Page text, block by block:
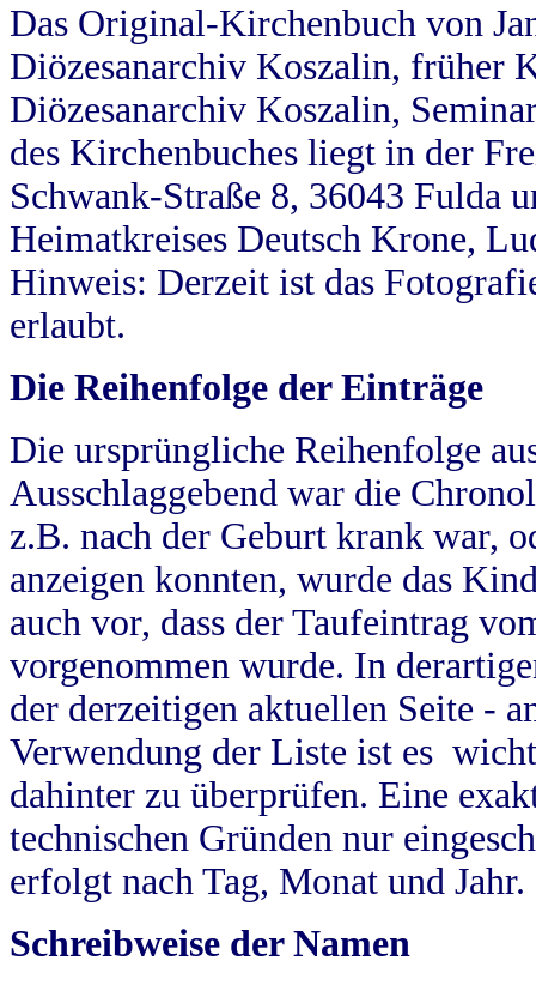
Das Original-Kirchenbuch von
Diözesanarchiv Koszalin, früher
Diözesanarchiv Koszalin,
des Kirchenbuches liegt in der
Schwank-Straße 8, 36043 Fulda
Heimatkreises Deutsch Krone,
Hinweis: Derzeit ist das
erlaubt.
Die Reihenfolge der Einträge
Die ursprüngliche Reihenfolge
Ausschlaggebend war die
z.B. nach der Geburt krank war,
anzeigen konnten, wurde das
auch vor, dass der Taufeintrag
vorgenommen wurde. In
der derzeitigen aktuellen Seite -
Verwendung der Liste ist es
dahinter zu überprüfen. Eine
technischen Gründen nur
erfolgt nach Tag, Monat und Jahr.
Schreibweise der Namen